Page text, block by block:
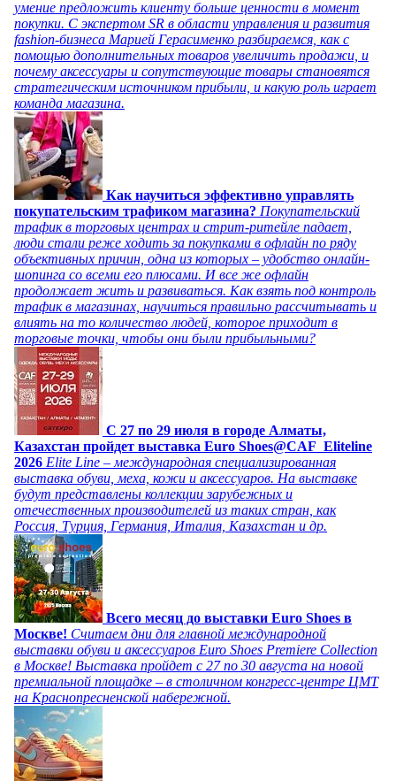
умение предложить клиенту больше ценности в момент
покупки. С экспертом SR в области управления и развития
fashion-бизнеса Марией Герасименко разбираемся, как с
помощью дополнительных товаров увеличить продажи, и
почему аксессуары и сопутствующие товары становятся
стратегическим источником прибыли, и какую роль играет
команда магазина.
Как научиться эффективно управлять
покупательским трафиком магазина? Покупательский
трафик в торговых центрах и стрит-ритейле падает,
люди стали реже ходить за покупками в офлайн по ряду
объективных причин, одна из которых – удобство онлайн-
шопинга со всеми его плюсами. И все же офлайн
продолжает жить и развиваться. Как взять под контроль
трафик в магазинах, научиться правильно рассчитывать и
влиять на то количество людей, которое приходит в
торговые точки, чтобы они были прибыльными?
C 27 по 29 июля в городе Алматы,
Казахстан пройдет выставка Euro Shoes@CAF_Eliteline
2026 Elite Line – международная специализированная
выставка обуви, меха, кожи и аксессуаров. На выставке
будут представлены коллекции зарубежных и
отечественных производителей из таких стран, как
Россия, Турция, Германия, Италия, Казахстан и др.
Всего месяц до выставки Euro Shoes в
Москве! Считаем дни для главной международной
выставки обуви и аксессуаров Euro Shoes Premiere Collection
в Москве! Выставка пройдет с 27 по 30 августа на новой
премиальной площадке – в столичном конгресс-центре ЦМТ
на Краснопресненской набережной.